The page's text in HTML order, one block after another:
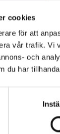
cookies
för att
vår trafik. Vi
och
du har